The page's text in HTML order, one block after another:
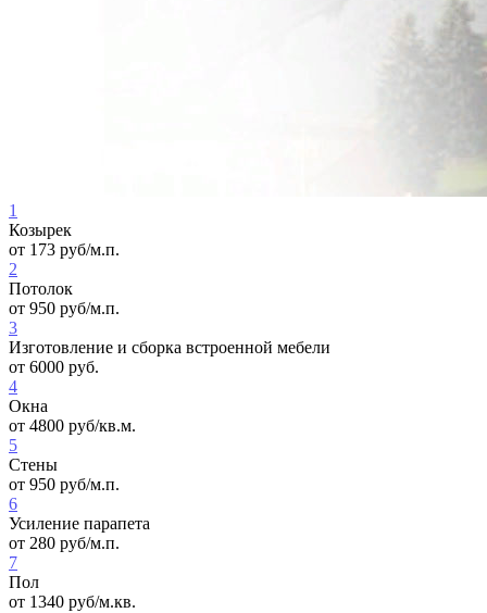
1
Козырек
от 173 руб/м.п.
2
Потолок
от 950 руб/м.п.
3
Изготовление и сборка встроенной мебели
от 6000 руб.
4
Окна
от 4800 руб/кв.м.
5
Стены
от 950 руб/м.п.
6
Усиление парапета
от 280 руб/м.п.
7
Пол
от 1340 руб/м.кв.